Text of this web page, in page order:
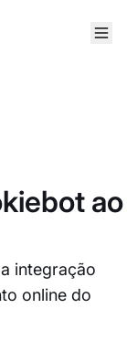
ao
integração
online do